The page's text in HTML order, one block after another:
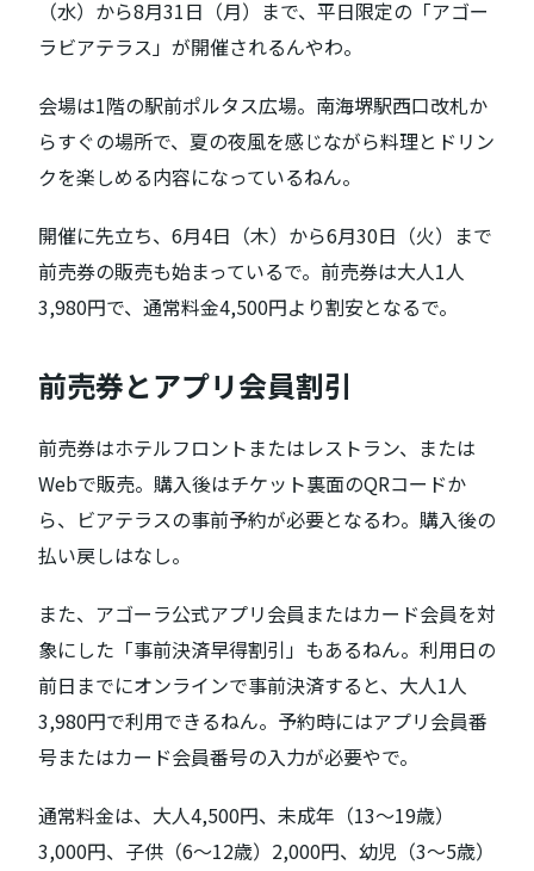
（水）から8月31日（月）まで、平日限定の「アゴー
ラビアテラス」が開催されるんやわ。
会場は1階の駅前ポルタス広場。南海堺駅西口改札か
らすぐの場所で、夏の夜風を感じながら料理とドリン
クを楽しめる内容になっているねん。
開催に先立ち、6月4日（木）から6月30日（火）まで
前売券の販売も始まっているで。前売券は大人1人
3,980円で、通常料金4,500円より割安となるで。
前売券とアプリ会員割引
前売券はホテルフロントまたはレストラン、または
Webで販売。購入後はチケット裏面のQRコードか
ら、ビアテラスの事前予約が必要となるわ。購入後の
払い戻しはなし。
また、アゴーラ公式アプリ会員またはカード会員を対
象にした「事前決済早得割引」もあるねん。利用日の
前日までにオンラインで事前決済すると、大人1人
3,980円で利用できるねん。予約時にはアプリ会員番
号またはカード会員番号の入力が必要やで。
通常料金は、大人4,500円、未成年（13〜19歳）
3,000円、子供（6〜12歳）2,000円、幼児（3〜5歳）